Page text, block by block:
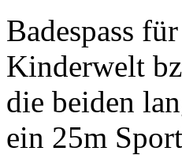
Badespass
Kinderwelt
die beiden
ein 25m